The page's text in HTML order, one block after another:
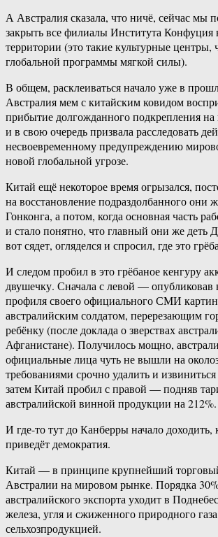
А Австралия сказала, что ничё, сейчас мы
закрыть все филиалы Института Конфуция
территории (это такие культурные центры,
глобальной программы мягкой силы).
В общем, расклеиваться начало уже в
Австралия мем с китайским ковидом
прибытие долгожданного подкрепления
и в свою очередь призвала расследовать
несвоевременному предупреждению
новой глобальной угрозе.
Китай ещё некоторое время огрызался,
на восстановление подраздолбанного они
Гонконга, а потом, когда основная часть
и стало понятно, что главный они же деть
вот сядет, огляделся и спросил, где это
И следом пробил в это грёбаное кенгуру
двушечку. Сначала с левой — опубликовав
профиля своего официального СМИ
австралийским солдатом, перерезающим
ребёнку (после доклада о зверствах
Афганистане). Получилось мощно,
официальные лица чуть не вышли на
требованиями срочно удалить и
затем Китай пробил с правой — подняв
австралийской винной продукции на 212%.
И где-то тут до Канберры начало доходить,
приведёт демократия.
Китай — в принципе крупнейший
Австралии на мировом рынке. Порядка
австралийского экспорта уходит в
железа, угля и сжиженного природного
сельхозпродукцией.